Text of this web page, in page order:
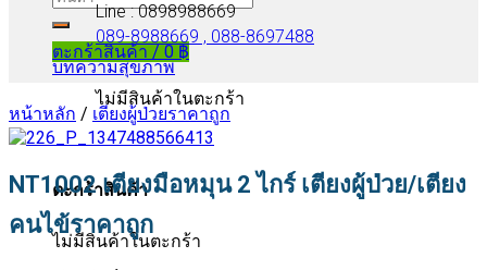
ตะกร้าสินค้า /0฿
ไม่มีสินค้าในตะกร้า
ตะกร้าสินค้า
ไม่มีสินค้าในตะกร้า
Line : 0898988669
089-8988669 , 088-8697488
บทความสุขภาพ
หน้าหลัก / เตียงผู้ป่วยราคาถูก
NT1002 เตียงมือหมุน 2 ไกร์ เตียงผู้ป่วย/เตียง
คนไข้ราคาถูก